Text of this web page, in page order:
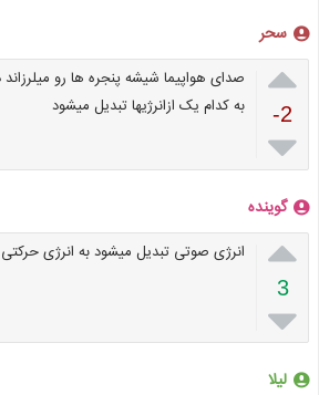
سحر

-2

صدای هواپیما شیشه پنجره ها رو
به کدام یک ازانرژیها تبدیل میشود
گوینده

3

انرژی صوتی تبدیل میشود به انرژی حرکتی
لیلا